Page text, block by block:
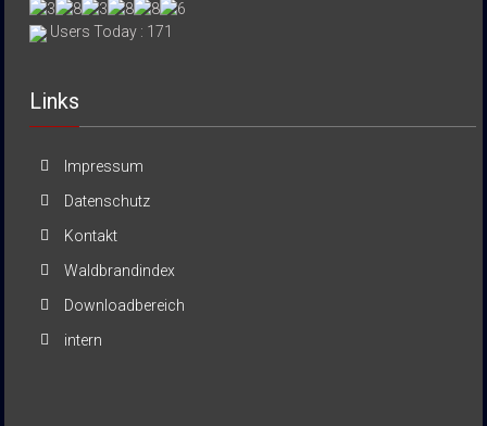
Users Today : 171
Links
Impressum
Datenschutz
Kontakt
Waldbrandindex
Downloadbereich
intern